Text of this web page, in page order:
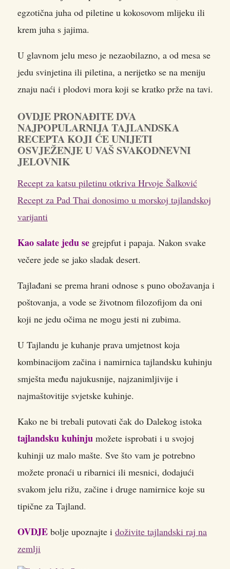
egzotična juha od piletine u kokosovom mlijeku ili
krem juha s jajima.
U glavnom jelu meso je nezaobilazno, a od mesa se
jedu svinjetina ili piletina, a nerijetko se na meniju
znaju naći i plodovi mora koji se kratko prže na tavi.
OVDJE PRONAĐITE DVA
NAJPOPULARNIJA TAJLANDSKA
RECEPTA KOJI ĆE UNIJETI
OSVJEŽENJE U VAŠ SVAKODNEVNI
JELOVNIK
Recept za katsu piletinu otkriva Hrvoje Šalković
Recept za Pad Thai donosimo u morskoj tajlandskoj
varijanti
Kao salate jedu se grejpfut i papaja. Nakon svake
večere jede se jako sladak desert.
Tajlađani se prema hrani odnose s puno obožavanja i
poštovanja, a vode se životnom filozofijom da oni
koji ne jedu očima ne mogu jesti ni zubima.
U Tajlandu je kuhanje prava umjetnost koja
kombinacijom začina i namirnica tajlandsku kuhinju
smješta među najukusnije, najzanimljivije i
najmaštovitije svjetske kuhinje.
Kako ne bi trebali putovati čak do Dalekog istoka
tajlandsku kuhinju možete isprobati i u svojoj
kuhinji uz malo mašte. Sve što vam je potrebno
možete pronaći u ribarnici ili mesnici, dodajući
svakom jelu rižu, začine i druge namirnice koje su
tipične za Tajland.
OVDJE bolje upoznajte i doživite tajlandski raj na
zemlji